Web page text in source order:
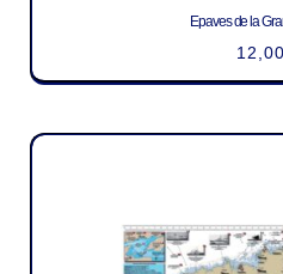
Epaves de la